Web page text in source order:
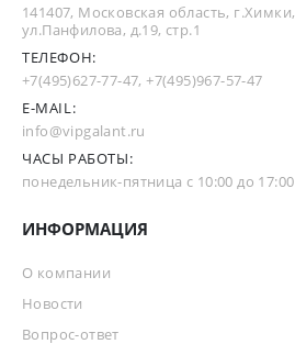
141407, Московская область, г.Химки,
ул.Панфилова, д.19, стр.1
ТЕЛЕФОН:
+7(495)627-77-47,+7(495)967-57-47
E-MAIL:
info@vipgalant.ru
ЧАСЫ РАБОТЫ:
понедельник-пятница с 10:00 до 17:00
ИНФОРМАЦИЯ
О компании
Новости
Вопрос-ответ